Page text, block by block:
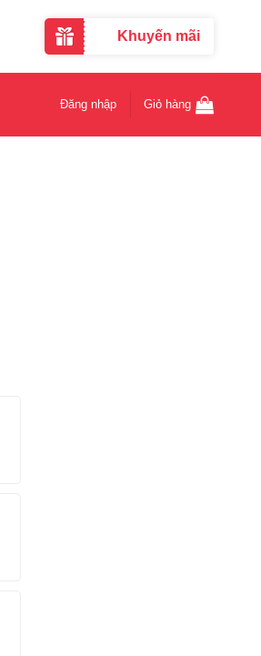
Khuyến mãi
Đăng nhập Giỏ hàng